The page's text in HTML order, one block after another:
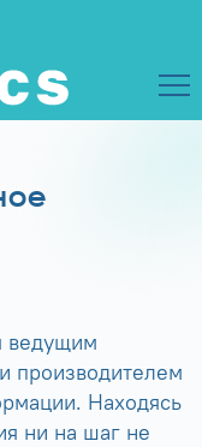
ведущим
производителем
Находясь
ни на шаг не